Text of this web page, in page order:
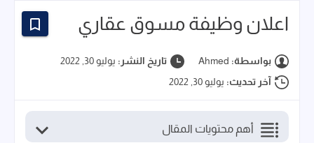
اعلان وظيفة مسوق عقاري
بواسطة: Ahmed تاريخ النشر: يوليو 30, 2022
آخر تحديث: يوليو 30, 2022
أهم محتويات المقال